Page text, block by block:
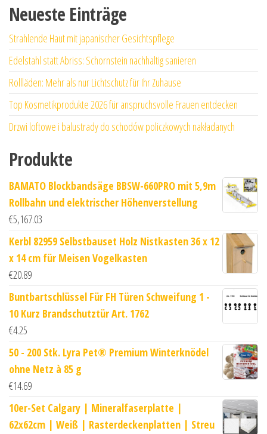
Neueste Einträge
Strahlende Haut mit japanischer Gesichtspflege
Edelstahl statt Abriss: Schornstein nachhaltig sanieren
Rollläden: Mehr als nur Lichtschutz für Ihr Zuhause
Top Kosmetikprodukte 2026 für anspruchsvolle Frauen entdecken
Drzwi loftowe i balustrady do schodów policzkowych nakładanych
Produkte
BAMATO Blockbandsäge BBSW-660PRO mit 5,9m
Rollbahn und elektrischer Höhenverstellung
€5,167.03
Kerbl 82959 Selbstbauset Holz Nistkasten 36 x 12
x 14 cm für Meisen Vogelkasten
€20.89
Buntbartschlüssel Für FH Türen Schweifung 1 -
10 Kurz Brandschutztür Art. 1762
€4.25
50 - 200 Stk. Lyra Pet® Premium Winterknödel
ohne Netz à 85 g
€14.69
10er-Set Calgary | Mineralfaserplatte |
62x62cm | Weiß | Rasterdeckenplatten | Streu